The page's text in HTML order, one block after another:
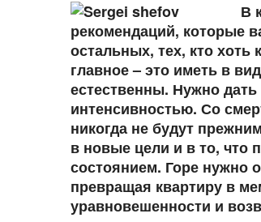
В
рекомендаций, которые
остальных, тех, кто
главное – это иметь в
естественны. Нужно
интенсивностью. Со
никогда не будут
в новые цели и в то, что
состоянием. Горе нужно
превращая квартиру в
уравновешенности и